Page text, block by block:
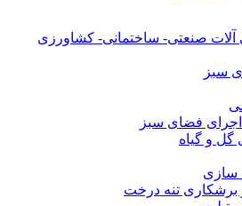
صنعتی- ساختمانی- کشاورزی
سبز
فضای سبز
گل و گیاه
سازی
تنه درخت